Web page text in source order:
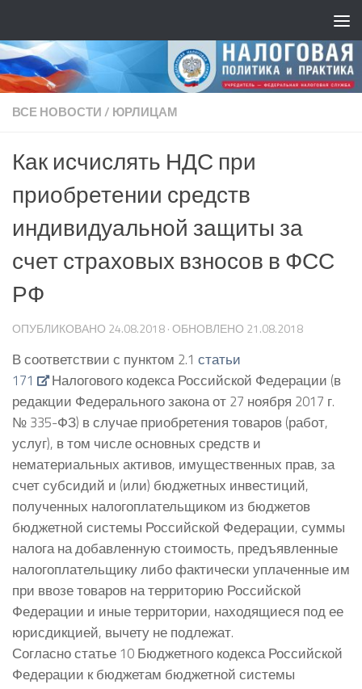
ВСЕ НОВОСТИ/ ЮРЛИЦАМ
Как исчислять НДС при
приобретении средств
индивидуальной защиты за
счет страховых взносов в ФСС
РФ
ОПУБЛИКОВАНО 24.08.2018· ОБНОВЛЕНО 21.08.2018
В соответствии с пунктом 2.1 статьи
171
Налогового кодекса Российской Федерации (в
редакции Федерального закона от 27 ноября 2017 г.
№ 335-ФЗ) в случае приобретения товаров (работ,
услуг), в том числе основных средств и
нематериальных активов, имущественных прав, за
счет субсидий и (или) бюджетных инвестиций,
полученных налогоплательщиком из бюджетов
бюджетной системы Российской Федерации, суммы
налога на добавленную стоимость, предъявленные
налогоплательщику либо фактически уплаченные им
при ввозе товаров на территорию Российской
Федерации и иные территории, находящиеся под ее
юрисдикцией, вычету не подлежат.
Согласно статье 10 Бюджетного кодекса Российской
Федерации к бюджетам бюджетной системы